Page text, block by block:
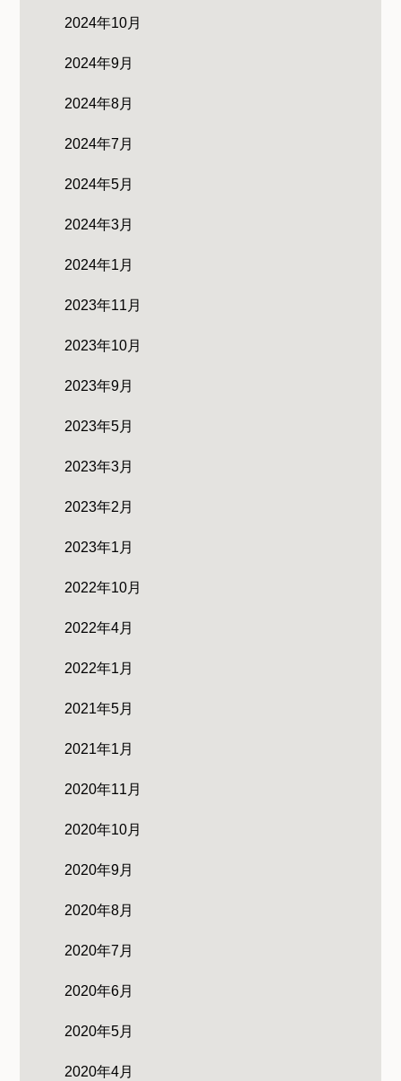
2024年10月
2024年9月
2024年8月
2024年7月
2024年5月
2024年3月
2024年1月
2023年11月
2023年10月
2023年9月
2023年5月
2023年3月
2023年2月
2023年1月
2022年10月
2022年4月
2022年1月
2021年5月
2021年1月
2020年11月
2020年10月
2020年9月
2020年8月
2020年7月
2020年6月
2020年5月
2020年4月